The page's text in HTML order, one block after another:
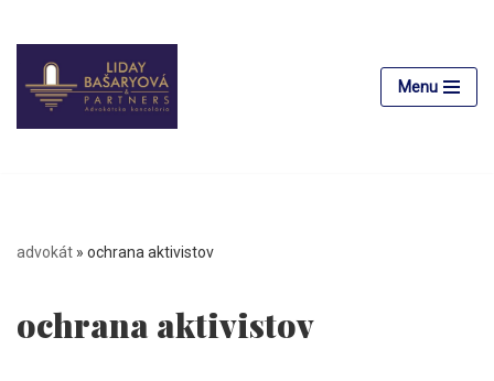
Preskočiť
na
obsah
Menu
advokát » ochrana aktivistov
ochrana aktivistov